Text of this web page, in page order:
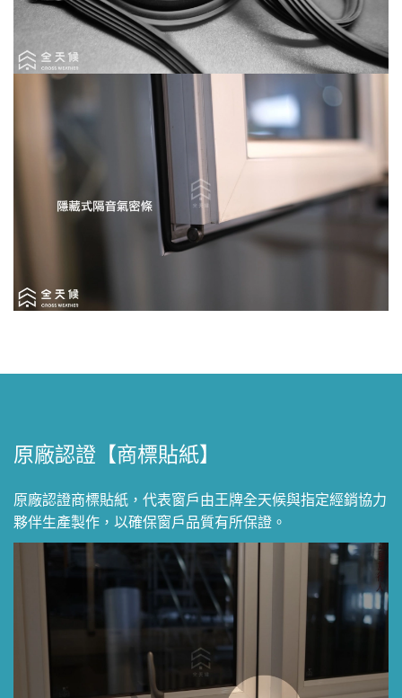
原廠認證【商標貼紙】
原廠認證商標貼紙，代表窗戶由王牌全天候與指定經銷協力
夥伴生產製作，以確保窗戶品質有所保證。